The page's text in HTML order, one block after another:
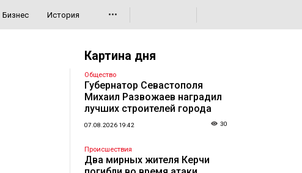
Бизнес История •••
Картина дня
Общество
Губернатор Севастополя
Михаил Развожаев наградил
лучших строителей города
07.08.2026 19:42 30
Происшествия
Два мирных жителя Керчи